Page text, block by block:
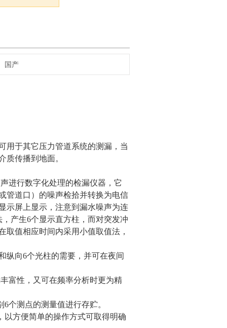
国产
用于其它压力管道系统的测漏，当
质传播到地面。
进行数字化处理的检漏仪器，它
管道口）的噪声检拾并转换为电信
示屏上显示，注意到漏水噪声为连
产生6个显示直方柱，而对突发冲
取值相应时间内采用小值取值法，
向6个光柱的需要，并可在夜间
富性，又可在频率分析时更为精
个测点的测量值进行存贮。
方便简单的操作方式可取得明确